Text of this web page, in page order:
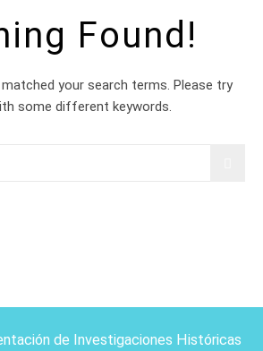
Found!
your search terms. Please try
some different keywords.
de Investigaciones Históricas